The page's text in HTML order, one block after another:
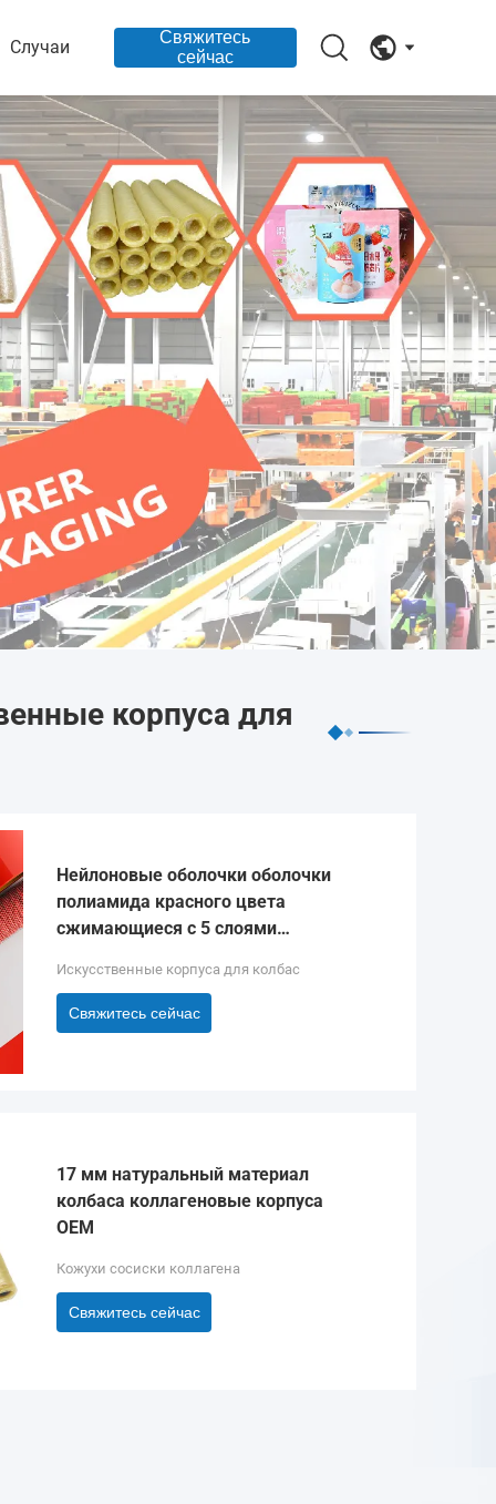
Случаи
Свяжитесь
сейчас
корпуса для
Нейлоновые оболочки оболочки
полиамида красного цвета
сжимающиеся с 5 слоями
колбасы
Искусственные корпуса для колбас
Свяжитесь сейчас
17 мм натуральный материал
колбаса коллагеновые корпуса
OEM
Кожухи сосиски коллагена
Свяжитесь сейчас